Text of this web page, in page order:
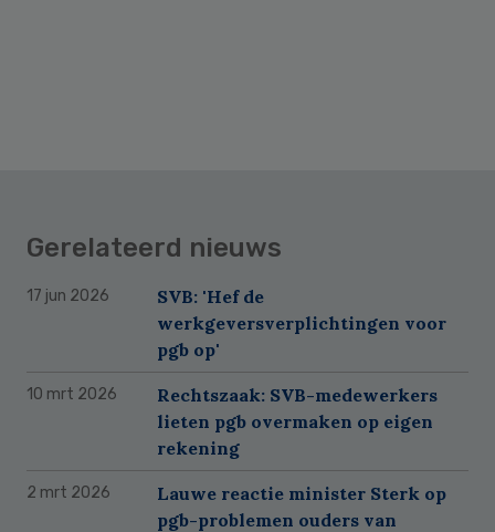
Gerelateerd nieuws
17 jun 2026
SVB: 'Hef de
werkgeversverplichtingen voor
pgb op'
10 mrt 2026
Rechtszaak: SVB-medewerkers
lieten pgb overmaken op eigen
rekening
2 mrt 2026
Lauwe reactie minister Sterk op
pgb-problemen ouders van